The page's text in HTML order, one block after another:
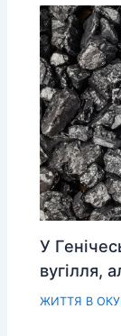
У
вугілля,
ЖИТТЯ В